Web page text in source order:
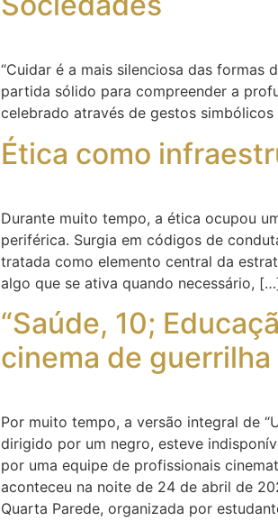
“Cuidar é a mais silenciosa das formas
partida sólido para compreender a
celebrado através de gestos
Ética como
Durante muito tempo, a ética ocupou
periférica. Surgia em códigos de
tratada como elemento central da
algo que se ativa quando necessário,
“Saúde, 10;
cinema de
Por muito tempo, a versão integral de
dirigido por um negro, esteve
por uma equipe de profissionais
aconteceu na noite de 24 de abril de
Quarta Parede, organizada por